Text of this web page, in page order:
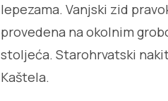
lepezama. Vanjski zid
provedena na okolnim
stoljeća. Starohrvatski
Kaštela.